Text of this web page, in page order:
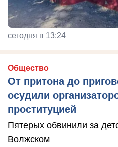
сегодня в 13:24
Общество
От притона до
осудили
проституцией
Пятерых обвинили за
Волжском